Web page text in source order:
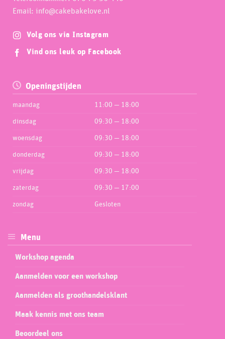
Email: info@cakebakelove.nl
Volg ons via Instagram
Vind ons leuk op Facebook
Openingstijden
maandag 11:00 — 18:00
dinsdag 09:30 — 18:00
woensdag 09:30 — 18:00
donderdag 09:30 — 18:00
vrijdag 09:30 — 18:00
zaterdag 09:30 — 17:00
zondag Gesloten
Menu
Workshop agenda
Aanmelden voor een workshop
Aanmelden als groothandelsklant
Maak kennis met ons team
Beoordeel ons